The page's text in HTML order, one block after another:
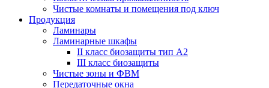
Чистые комнаты и помещения под ключ
Продукция
Ламинары
Ламинарные шкафы
II класс биозащиты тип А2
III класс биозащиты
Чистые зоны и ФВМ
Передаточные окна